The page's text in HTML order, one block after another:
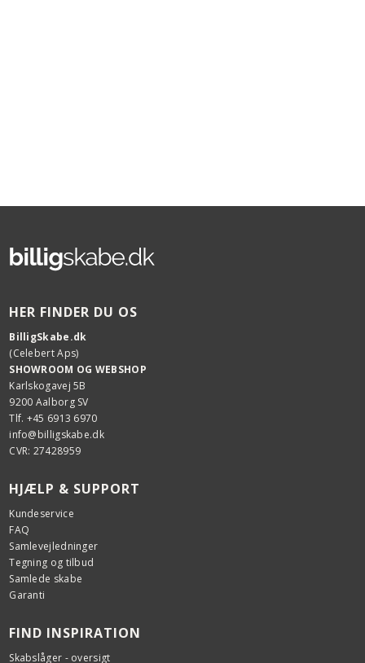
HER FINDER DU OS
BilligSkabe.dk
(Celebert Aps)
SHOWROOM OG WEBSHOP
Karlskogavej 5B
9200 Aalborg SV
Tlf. +45 6913 6970
info@billigskabe.dk
CVR: 27428959
HJÆLP & SUPPORT
Kundeservice
FAQ
Samlevejledninger
Tegning og tilbud
Samlede skabe
Garanti
FIND INSPIRATION
Skabslåger - oversigt